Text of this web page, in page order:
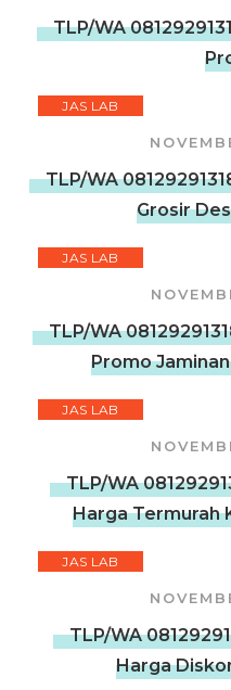
TLP/WA
JAS LAB
TLP/WA
Grosir
JAS LAB
TLP/WA
Promo
JAS LAB
TLP/WA
Harga Termurah
JAS LAB
TLP/WA
Harga